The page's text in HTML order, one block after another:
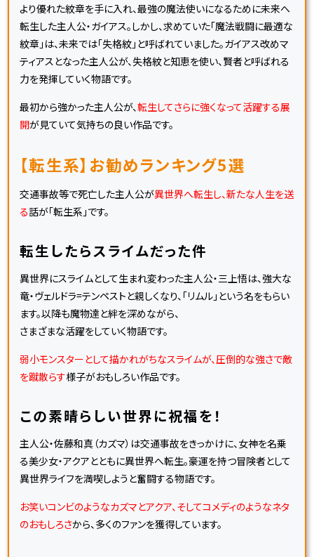
より優れた紋章を手に入れ、最強の魔法使いになるために未来へ
転生した主人公・ガイアス。しかし、求めていた「魔法戦闘に最適な
紋章」は、未来では「失格紋」と呼ばれていました。ガイアス改めマ
ティアスとなった主人公が、失格紋と知恵を使い、賢者と呼ばれる
力を発揮していく物語です。
最初から強かった主人公が、転生してさらに強くなって活躍する展
開が見ていて気持ちの良い作品です。
【転生系】お勧めランキング5選
交通事故等で死亡した主人公が異世界へ転生し、新たな人生を送
る話が「転生系」です。
転生したらスライムだった件
異世界にスライムとして生まれ変わった主人公・三上悟は、強大な
竜・ヴェルドラ=テンペストと親しくなり、「リムル」という名をもらい
ます。以降も魔物達と絆を深めながら、
さまざまな活躍をしていく物語です。
弱小モンスターとして描かれがちなスライムが、圧倒的な強さで敵
を蹴散らす様子がおもしろい作品です。
この素晴らしい世界に祝福を！
主人公・佐藤和真（カズマ）は交通事故をきっかけに、女神を名乗
る美少女・アクアとともに異世界へ転生。豪運を持つ冒険者として
異世界ライフを満喫しようと奮闘する物語です。
お笑いコンビのようなカズマとアクア、そしてコメディのようなネタ
のおもしろさから、多くのファンを獲得しています。